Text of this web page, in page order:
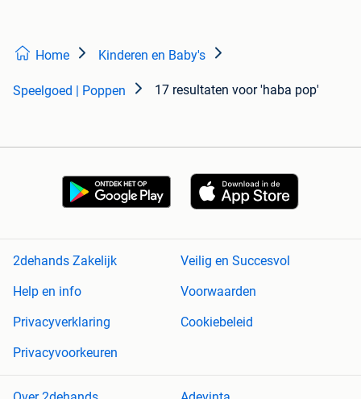
Home Kinderen en Baby's
Speelgoed | Poppen 17 resultaten voor 'haba pop'
2dehands Zakelijk
Veilig en Succesvol
Help en info
Voorwaarden
Privacyverklaring
Cookiebeleid
Privacyvoorkeuren